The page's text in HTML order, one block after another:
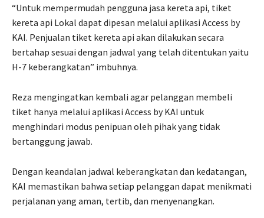
“Untuk mempermudah pengguna jasa kereta api, tiket
kereta api Lokal dapat dipesan melalui aplikasi Access by
KAI. Penjualan tiket kereta api akan dilakukan secara
bertahap sesuai dengan jadwal yang telah ditentukan yaitu
H-7 keberangkatan” imbuhnya.
Reza mengingatkan kembali agar pelanggan membeli
tiket hanya melalui aplikasi Access by KAI untuk
menghindari modus penipuan oleh pihak yang tidak
bertanggung jawab.
Dengan keandalan jadwal keberangkatan dan kedatangan,
KAI memastikan bahwa setiap pelanggan dapat menikmati
perjalanan yang aman, tertib, dan menyenangkan.